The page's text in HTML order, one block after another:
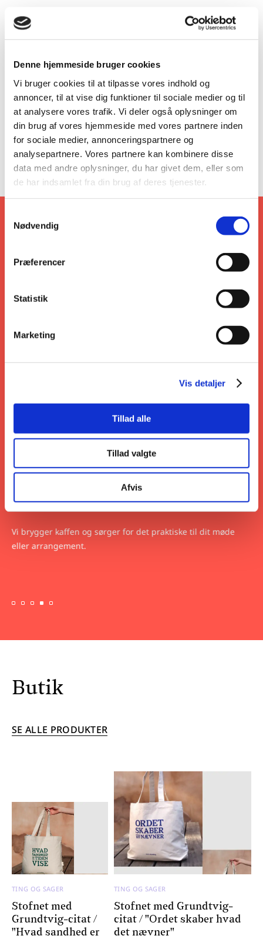
Denne hjemmeside bruger cookies
Vi bruger cookies til at tilpasse vores indhold og
annoncer, til at vise dig funktioner til sociale medier og til
at analysere vores trafik. Vi deler også oplysninger om
din brug af vores hjemmeside med vores partnere inden
for sociale medier, annonceringspartnere og
analysepartnere. Vores partnere kan kombinere disse
data med andre oplysninger, du har givet dem, eller som
de har indsamlet fra din brug af deres tjenester.
Nødvendig
Præferencer
Statistik
Marketing
Vis detaljer
Tillad alle
Tillad valgte
Afvis
ARTIKEL af Else Riisager
Den signede dag
Book lokale i Vartov
Vartovs lille mødepakke
Vi brygger kaffen og sørger for det praktiske til dit møde
eller arrangement.
Butik
SE ALLE PRODUKTER
TING OG SAGER
Stofnet med
Grundtvig-citat /
"Hvad sandhed er
TING OG SAGER
Stofnet med Grundtvig-
citat / "Ordet skaber hvad
det nævner"